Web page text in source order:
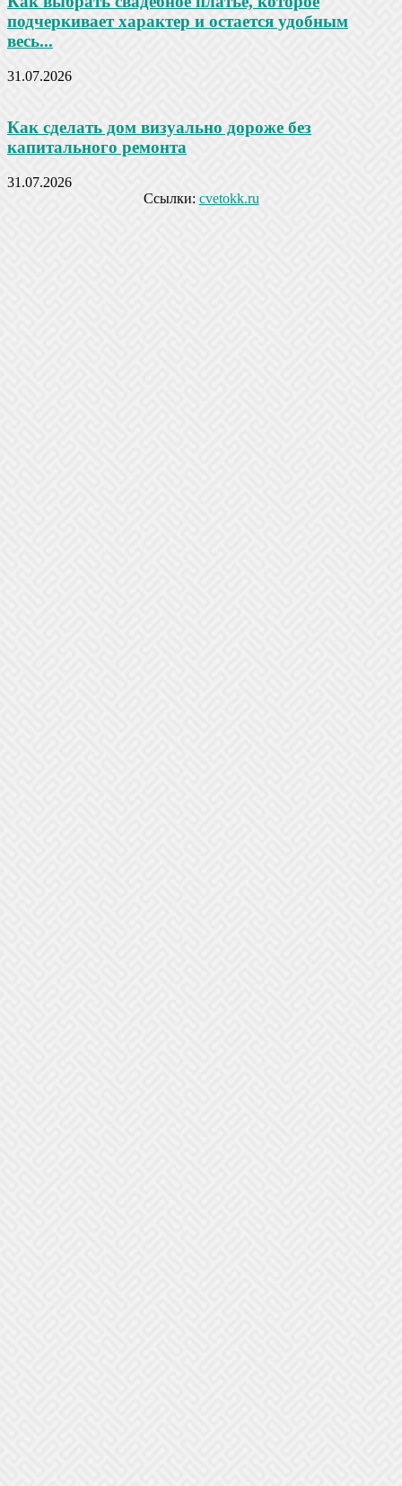
подчеркивает характер и остается удобным
весь...
31.07.2026
Как сделать дом визуально дороже без
капитального ремонта
31.07.2026
Ссылки: cvetokk.ru